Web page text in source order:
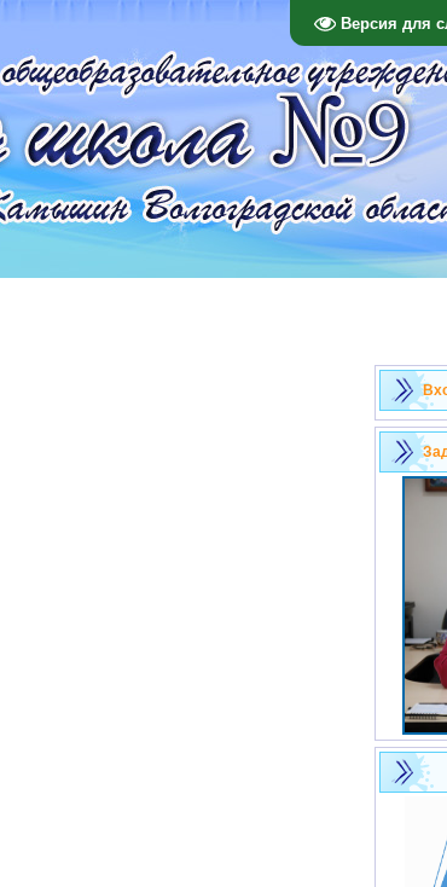
Версия для